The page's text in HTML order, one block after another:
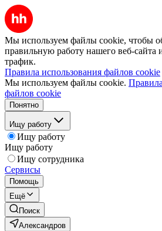
Мы используем файлы cookie, чтобы
правильную работу нашего веб-сайта
трафик.
Правила использования файлов cookie
Мы используем файлы cookie.
файлов cookie
Понятно
Ищу работу
Ищу работу
Ищу работу
Ищу сотрудника
Сервисы
Помощь
Ещё
Поиск
Александров